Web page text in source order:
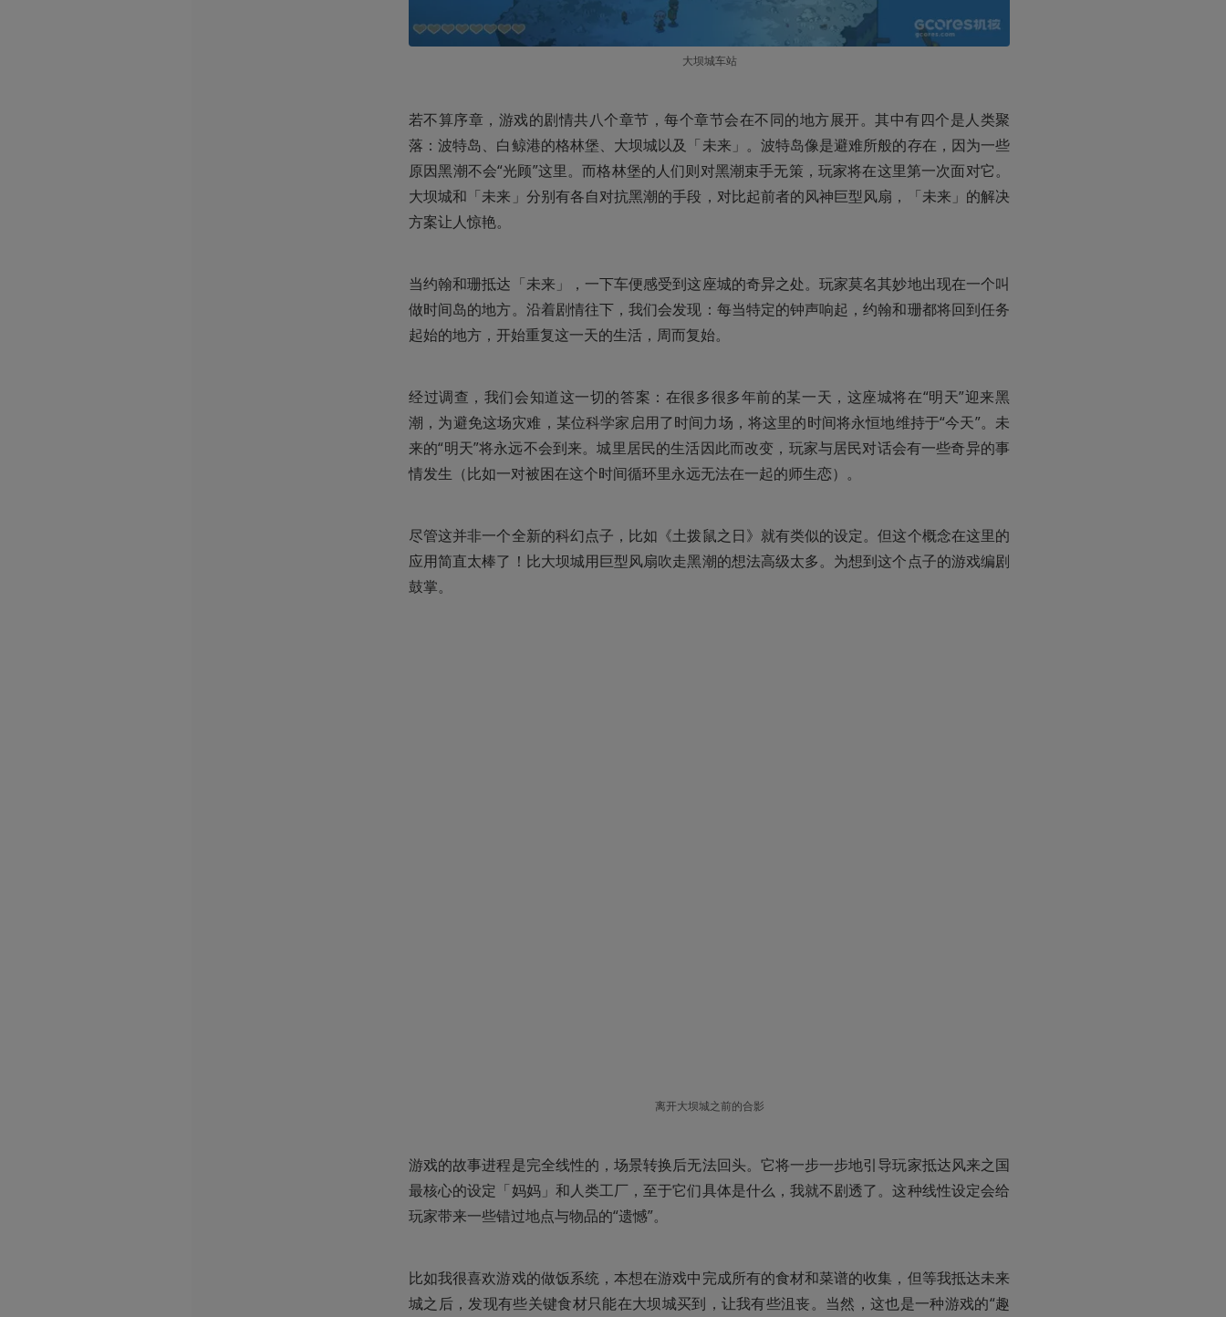
大坝城车站
若不算序章，游戏的剧情共八个章节，每个章节会在不同的地方展开。其中有四个是人类聚
落：波特岛、白鲸港的格林堡、大坝城以及「未来」。波特岛像是避难所般的存在，因为一些
原因黑潮不会“光顾”这里。而格林堡的人们则对黑潮束手无策，玩家将在这里第一次面对它。
大坝城和「未来」分别有各自对抗黑潮的手段，对比起前者的风神巨型风扇，「未来」的解决
方案让人惊艳。
当约翰和珊抵达「未来」，一下车便感受到这座城的奇异之处。玩家莫名其妙地出现在一个叫
做时间岛的地方。沿着剧情往下，我们会发现：每当特定的钟声响起，约翰和珊都将回到任务
起始的地方，开始重复这一天的生活，周而复始。
经过调查，我们会知道这一切的答案：在很多很多年前的某一天，这座城将在“明天”迎来黑
潮，为避免这场灾难，某位科学家启用了时间力场，将这里的时间将永恒地维持于“今天”。未
来的“明天”将永远不会到来。城里居民的生活因此而改变，玩家与居民对话会有一些奇异的事
情发生（比如一对被困在这个时间循环里永远无法在一起的师生恋）。
尽管这并非一个全新的科幻点子，比如《土拨鼠之日》就有类似的设定。但这个概念在这里的
应用简直太棒了！比大坝城用巨型风扇吹走黑潮的想法高级太多。为想到这个点子的游戏编剧
鼓掌。
离开大坝城之前的合影
游戏的故事进程是完全线性的，场景转换后无法回头。它将一步一步地引导玩家抵达风来之国
最核心的设定「妈妈」和人类工厂，至于它们具体是什么，我就不剧透了。这种线性设定会给
玩家带来一些错过地点与物品的“遗憾”。
比如我很喜欢游戏的做饭系统，本想在游戏中完成所有的食材和菜谱的收集，但等我抵达未来
城之后，发现有些关键食材只能在大坝城买到，让我有些沮丧。当然，这也是一种游戏的“趣